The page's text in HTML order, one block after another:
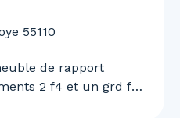
55110
de rapport
2 f4 et un grd f2